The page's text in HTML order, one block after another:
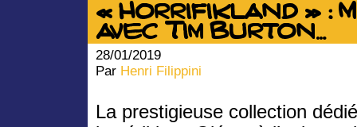
« Horrifikland » :
avec Tim Burton…
28/01/2019
Par Henri Filippini
La prestigieuse collection